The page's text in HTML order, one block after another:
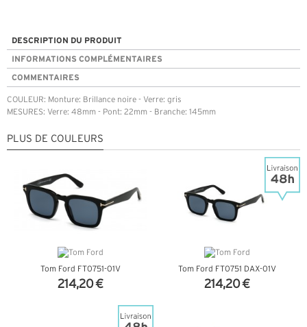
DESCRIPTION DU PRODUIT
INFORMATIONS COMPLÉMENTAIRES
COMMENTAIRES
COULEUR: Monture: Brillance noire - Verre: gris
MESURES: Verre: 48mm - Pont: 22mm - Branche: 145mm
PLUS DE COULEURS
Tom Ford FT0751-01V
214,20 €
Tom Ford FT0751 DAX-01V
214,20 €